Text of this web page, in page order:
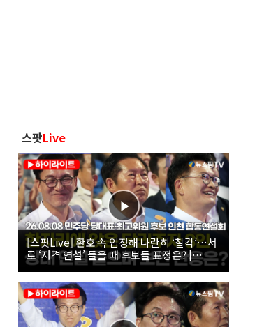
스팟Live
[스팟Live] 환호 속 입장해 나란히 ‘찰칵’…서
로 ‘저격 연설’ 들을 때 후보들 표정은? |
26.08.08 더불어민주당 당대표·최고위원 후
보 인천 합동연설회